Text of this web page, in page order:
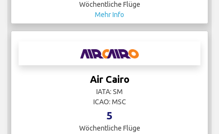
Wöchentliche Flüge
Mehr Info
Air Cairo
IATA: SM
ICAO: MSC
5
Wöchentliche Flüge